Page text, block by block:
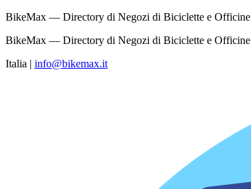
BikeMax — Directory di Negozi di Biciclette e Officine
BikeMax — Directory di Negozi di Biciclette e Officine
Italia | info@bikemax.it